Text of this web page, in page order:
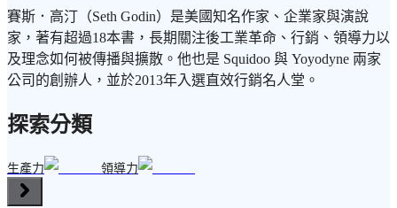
賽斯．高汀（Seth Godin）是美國知名作家、企業家與演說
家，著有超過18本書，長期關注後工業革命、行銷、領導力以
及理念如何被傳播與擴散。他也是 Squidoo 與 Yoyodyne 兩家
公司的創辦人，並於2013年入選直效行銷名人堂。
探索分類
生產力 領導力